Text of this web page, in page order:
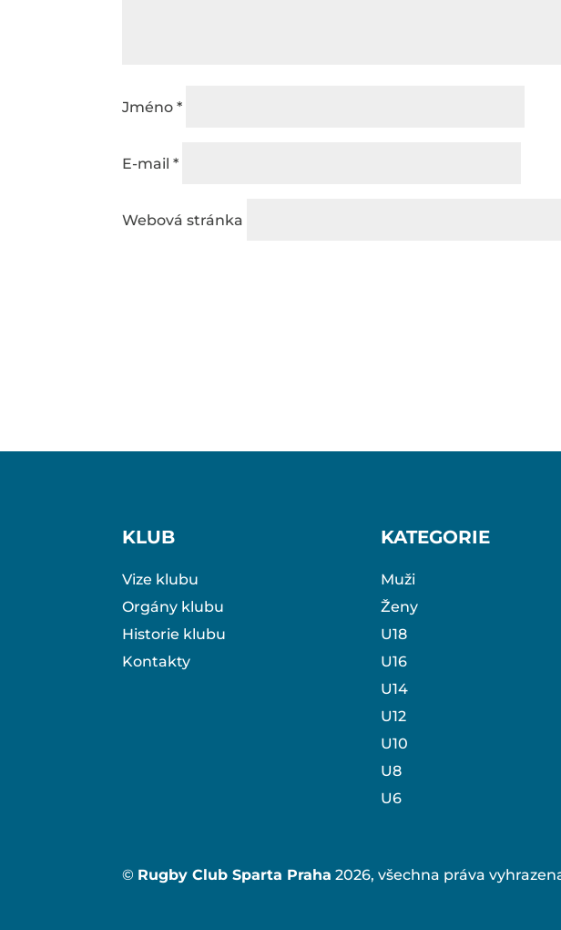
Jméno*
E-mail*
Webová stránka
KLUB
Vize klubu
Orgány klubu
Historie klubu
Kontakty
KATEGORIE
Muži
Ženy
U18
U16
U14
U12
U10
U8
U6
© Rugby Club Sparta Praha 2026, všechna práva